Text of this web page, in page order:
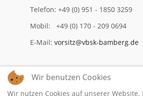
Telefon: +49 (0) 951 - 1850 3259
Mobil: +49 (0) 170 - 209 0694
E-Mail: vorsitz@vbsk-bamberg.de
Impressum
Wir benutzen Cookies
Wir nutzen Cookies auf unserer Website.